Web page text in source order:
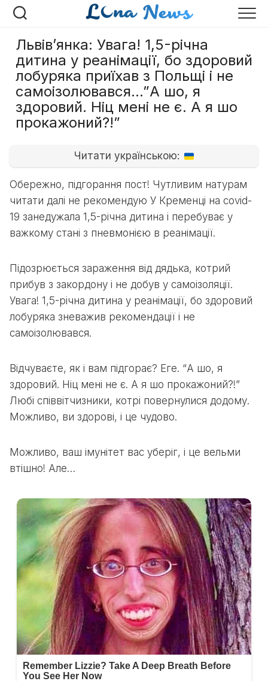
Перейти
Львів’янка: Увага! 1,5-річна
дитина у реанімації, бо здоровий
лобуряка приїхав з Польщі і не
самоізолювався…”А шо, я
здоровий. Ніц мені не є. А я шо
прокажоний?!”
Читати українською:
Обережно, підгорання пост! Чутливим натурам
читати далі не рекомендую У Кременці на covid-
19 занедужала 1,5-річна дитина і перебуває у
важкому стані з пневмонією в реанімації.
Підозрюється зараження від дядька, котрий
прибув з закордону і не добув у самоізоляції.
Увага! 1,5-річна дитина у реанімації, бо здоровий
лобуряка зневажив рекомендації і не
самоізолювався.
Відчуваєте, як і вам підгорає? Еге. “А шо, я
здоровий. Ніц мені не є. А я шо прокажоний?!”
Любі співвітчизники, котрі повернулися додому.
Можливо, ви здорові, і це чудово.
Можливо, ваш імунітет вас уберіг, і це вельми
втішно! Але…